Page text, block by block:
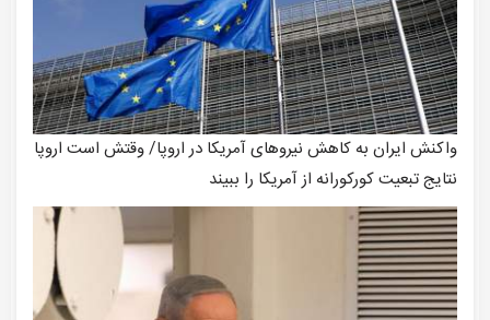
واکنش ایران به کاهش نیروهای آمریکا در اروپا/ وقتش است اروپا
نتایج تبعیت کورکورانه از آمریکا را ببیند